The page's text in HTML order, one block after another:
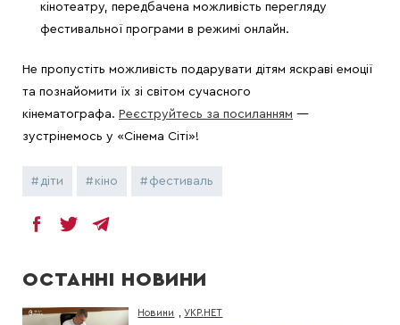
кінотеатру, передбачена можливість перегляду
фестивальної програми в режимі онлайн.
Не пропустіть можливість подарувати дітям яскраві емоції
та познайомити їх зі світом сучасного
кінематографа. Реєструйтесь за посиланням —
зустрінемось у «Сінема Сіті»!
діти кіно фестиваль
ОСТАННІ НОВИНИ
Новини ,УКР.НЕТ